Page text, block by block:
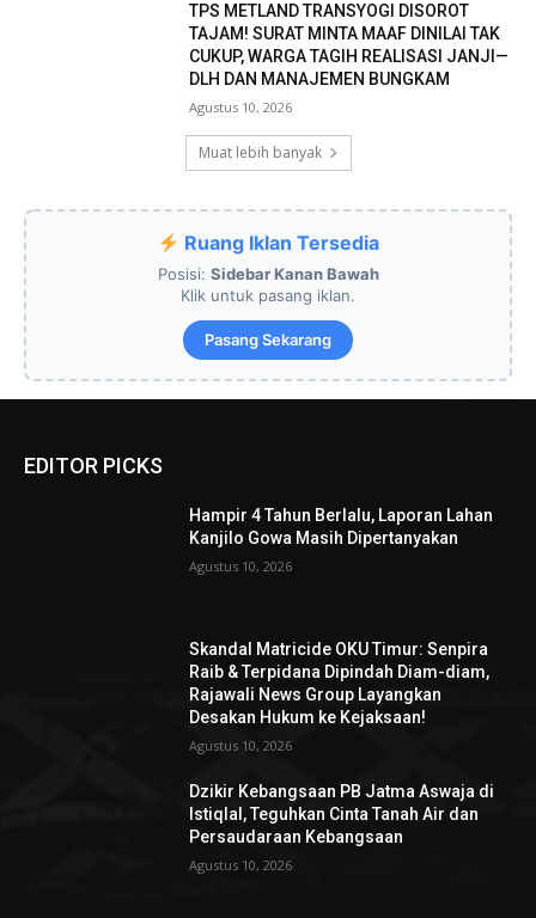
TPS METLAND TRANSYOGI DISOROT
TAJAM! SURAT MINTA MAAF DINILAI TAK
CUKUP, WARGA TAGIH REALISASI JANJI—
DLH DAN MANAJEMEN BUNGKAM ​
Agustus 10, 2026
Muat lebih banyak
Ruang Iklan Tersedia
Posisi: Sidebar Kanan Bawah
Klik untuk pasang iklan.
Pasang Sekarang
EDITOR PICKS
Hampir 4 Tahun Berlalu, Laporan Lahan
Kanjilo Gowa Masih Dipertanyakan
Agustus 10, 2026
Skandal Matricide OKU Timur: Senpira
Raib & Terpidana Dipindah Diam-diam,
Rajawali News Group Layangkan
Desakan Hukum ke Kejaksaan!
Agustus 10, 2026
Dzikir Kebangsaan PB Jatma Aswaja di
Istiqlal, Teguhkan Cinta Tanah Air dan
Persaudaraan Kebangsaan
Agustus 10, 2026